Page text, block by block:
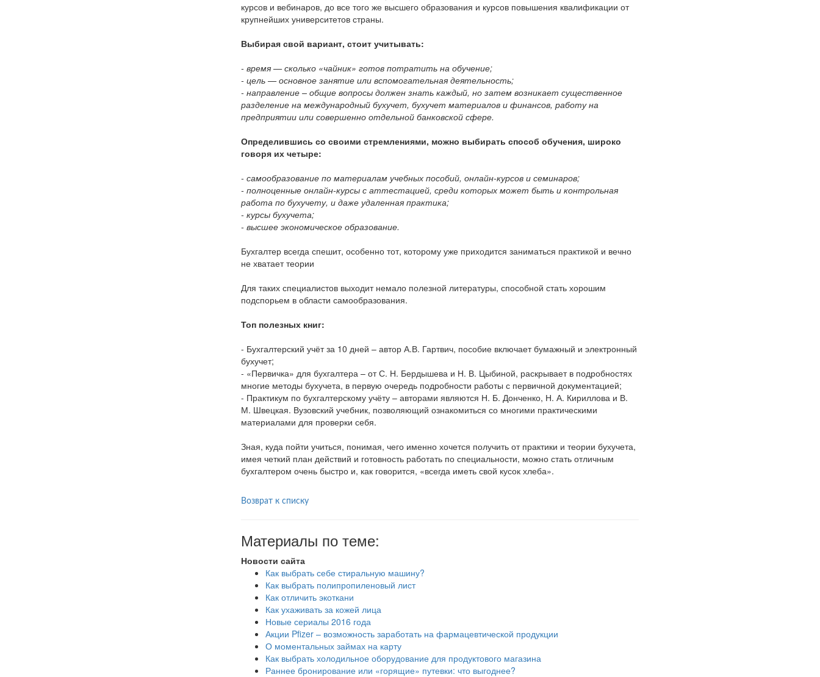
курсов и вебинаров, до все того же высшего образования и курсов повышения квалификации от
крупнейших университетов страны.
Выбирая свой вариант, стоит учитывать:
- время — сколько «чайник» готов потратить на обучение;
- цель — основное занятие или вспомогательная деятельность;
- направление – общие вопросы должен знать каждый, но затем возникает существенное
разделение на международный бухучет, бухучет материалов и финансов, работу на
предприятии или совершенно отдельной банковской сфере.
Определившись со своими стремлениями, можно выбирать способ обучения, широко
говоря их четыре:
- самообразование по материалам учебных пособий, онлайн-курсов и семинаров;
- полноценные онлайн-курсы с аттестацией, среди которых может быть и контрольная
работа по бухучету, и даже удаленная практика;
- курсы бухучета;
- высшее экономическое образование.
Бухгалтер всегда спешит, особенно тот, которому уже приходится заниматься практикой и вечно
не хватает теории
Для таких специалистов выходит немало полезной литературы, способной стать хорошим
подспорьем в области самообразования.
Топ полезных книг:
- Бухгалтерский учёт за 10 дней – автор А.В. Гартвич, пособие включает бумажный и электронный
бухучет;
- «Первичка» для бухгалтера – от С. Н. Бердышева и Н. В. Цыбиной, раскрывает в подробностях
многие методы бухучета, в первую очередь подробности работы с первичной документацией;
- Практикум по бухгалтерскому учёту – авторами являются Н. Б. Донченко, Н. А. Кириллова и В.
М. Швецкая. Вузовский учебник, позволяющий ознакомиться со многими практическими
материалами для проверки себя.
Зная, куда пойти учиться, понимая, чего именно хочется получить от практики и теории бухучета,
имея четкий план действий и готовность работать по специальности, можно стать отличным
бухгалтером очень быстро и, как говорится, «всегда иметь свой кусок хлеба».
Возврат к списку
Материалы по теме:
Новости сайта
Как выбрать себе стиральную машину?
Как выбрать полипропиленовый лист
Как отличить экоткани
Как ухаживать за кожей лица
Новые сериалы 2016 года
Акции Pfizer – возможность заработать на фармацевтической продукции
О моментальных займах на карту
Как выбрать холодильное оборудование для продуктового магазина
Раннее бронирование или «горящие» путевки: что выгоднее?